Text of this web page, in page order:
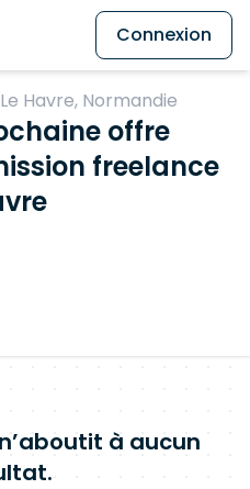
Connexion
Havre, Normandie
offre
freelance
à aucun